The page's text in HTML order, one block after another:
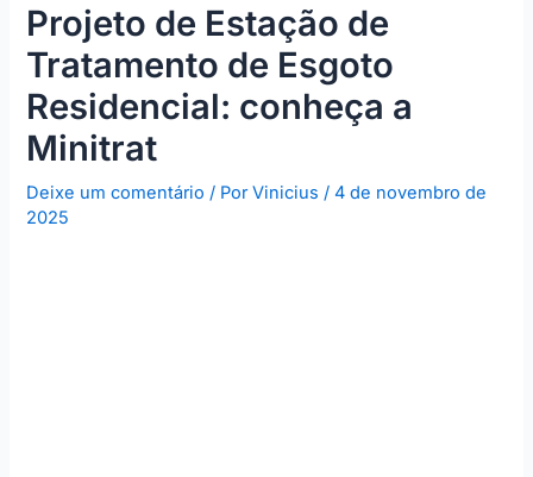
Projeto de Estação de
Tratamento de Esgoto
Residencial: conheça a
Minitrat
Deixe um comentário / PorVinicius/4 de novembro de
2025